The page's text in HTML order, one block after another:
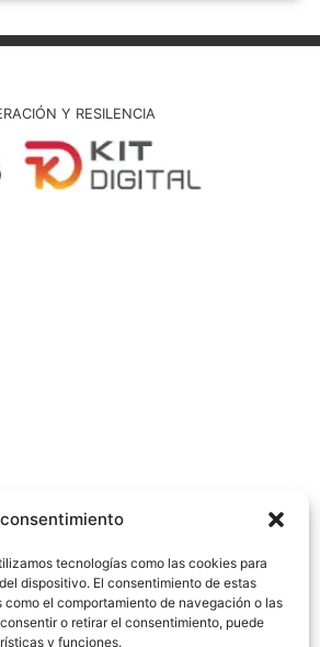
tecnologías como las cookies para
dispositivo. El consentimiento de estas
el comportamiento de navegación o las
o retirar el consentimiento, puede
y funciones.
Y RESILENCIA